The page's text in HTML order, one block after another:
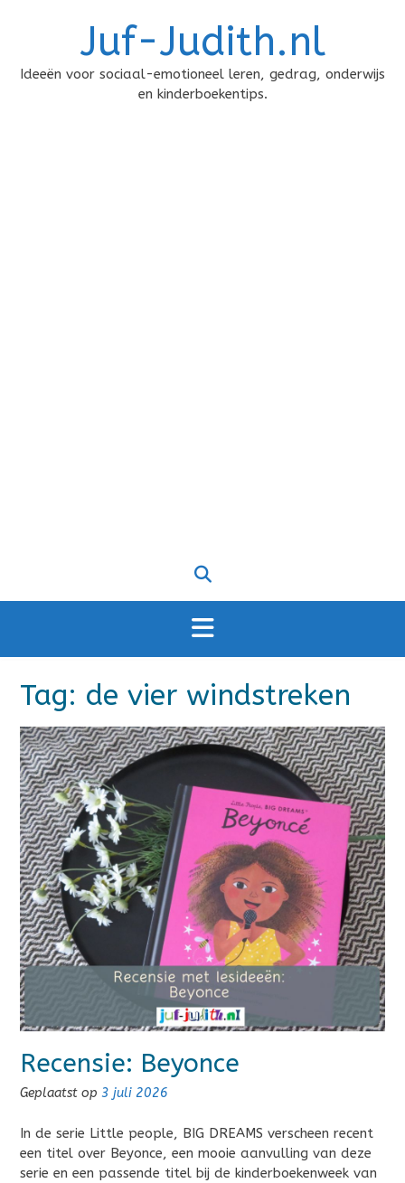
Juf-Judith.nl
Ideeën voor sociaal-emotioneel leren, gedrag, onderwijs
en kinderboekentips.
Tag: de vier windstreken
Recensie: Beyonce
Geplaatst op 3 juli 2026
In de serie Little people, BIG DREAMS verscheen recent
een titel over Beyonce, een mooie aanvulling van deze
serie en een passende titel bij de kinderboekenweek van